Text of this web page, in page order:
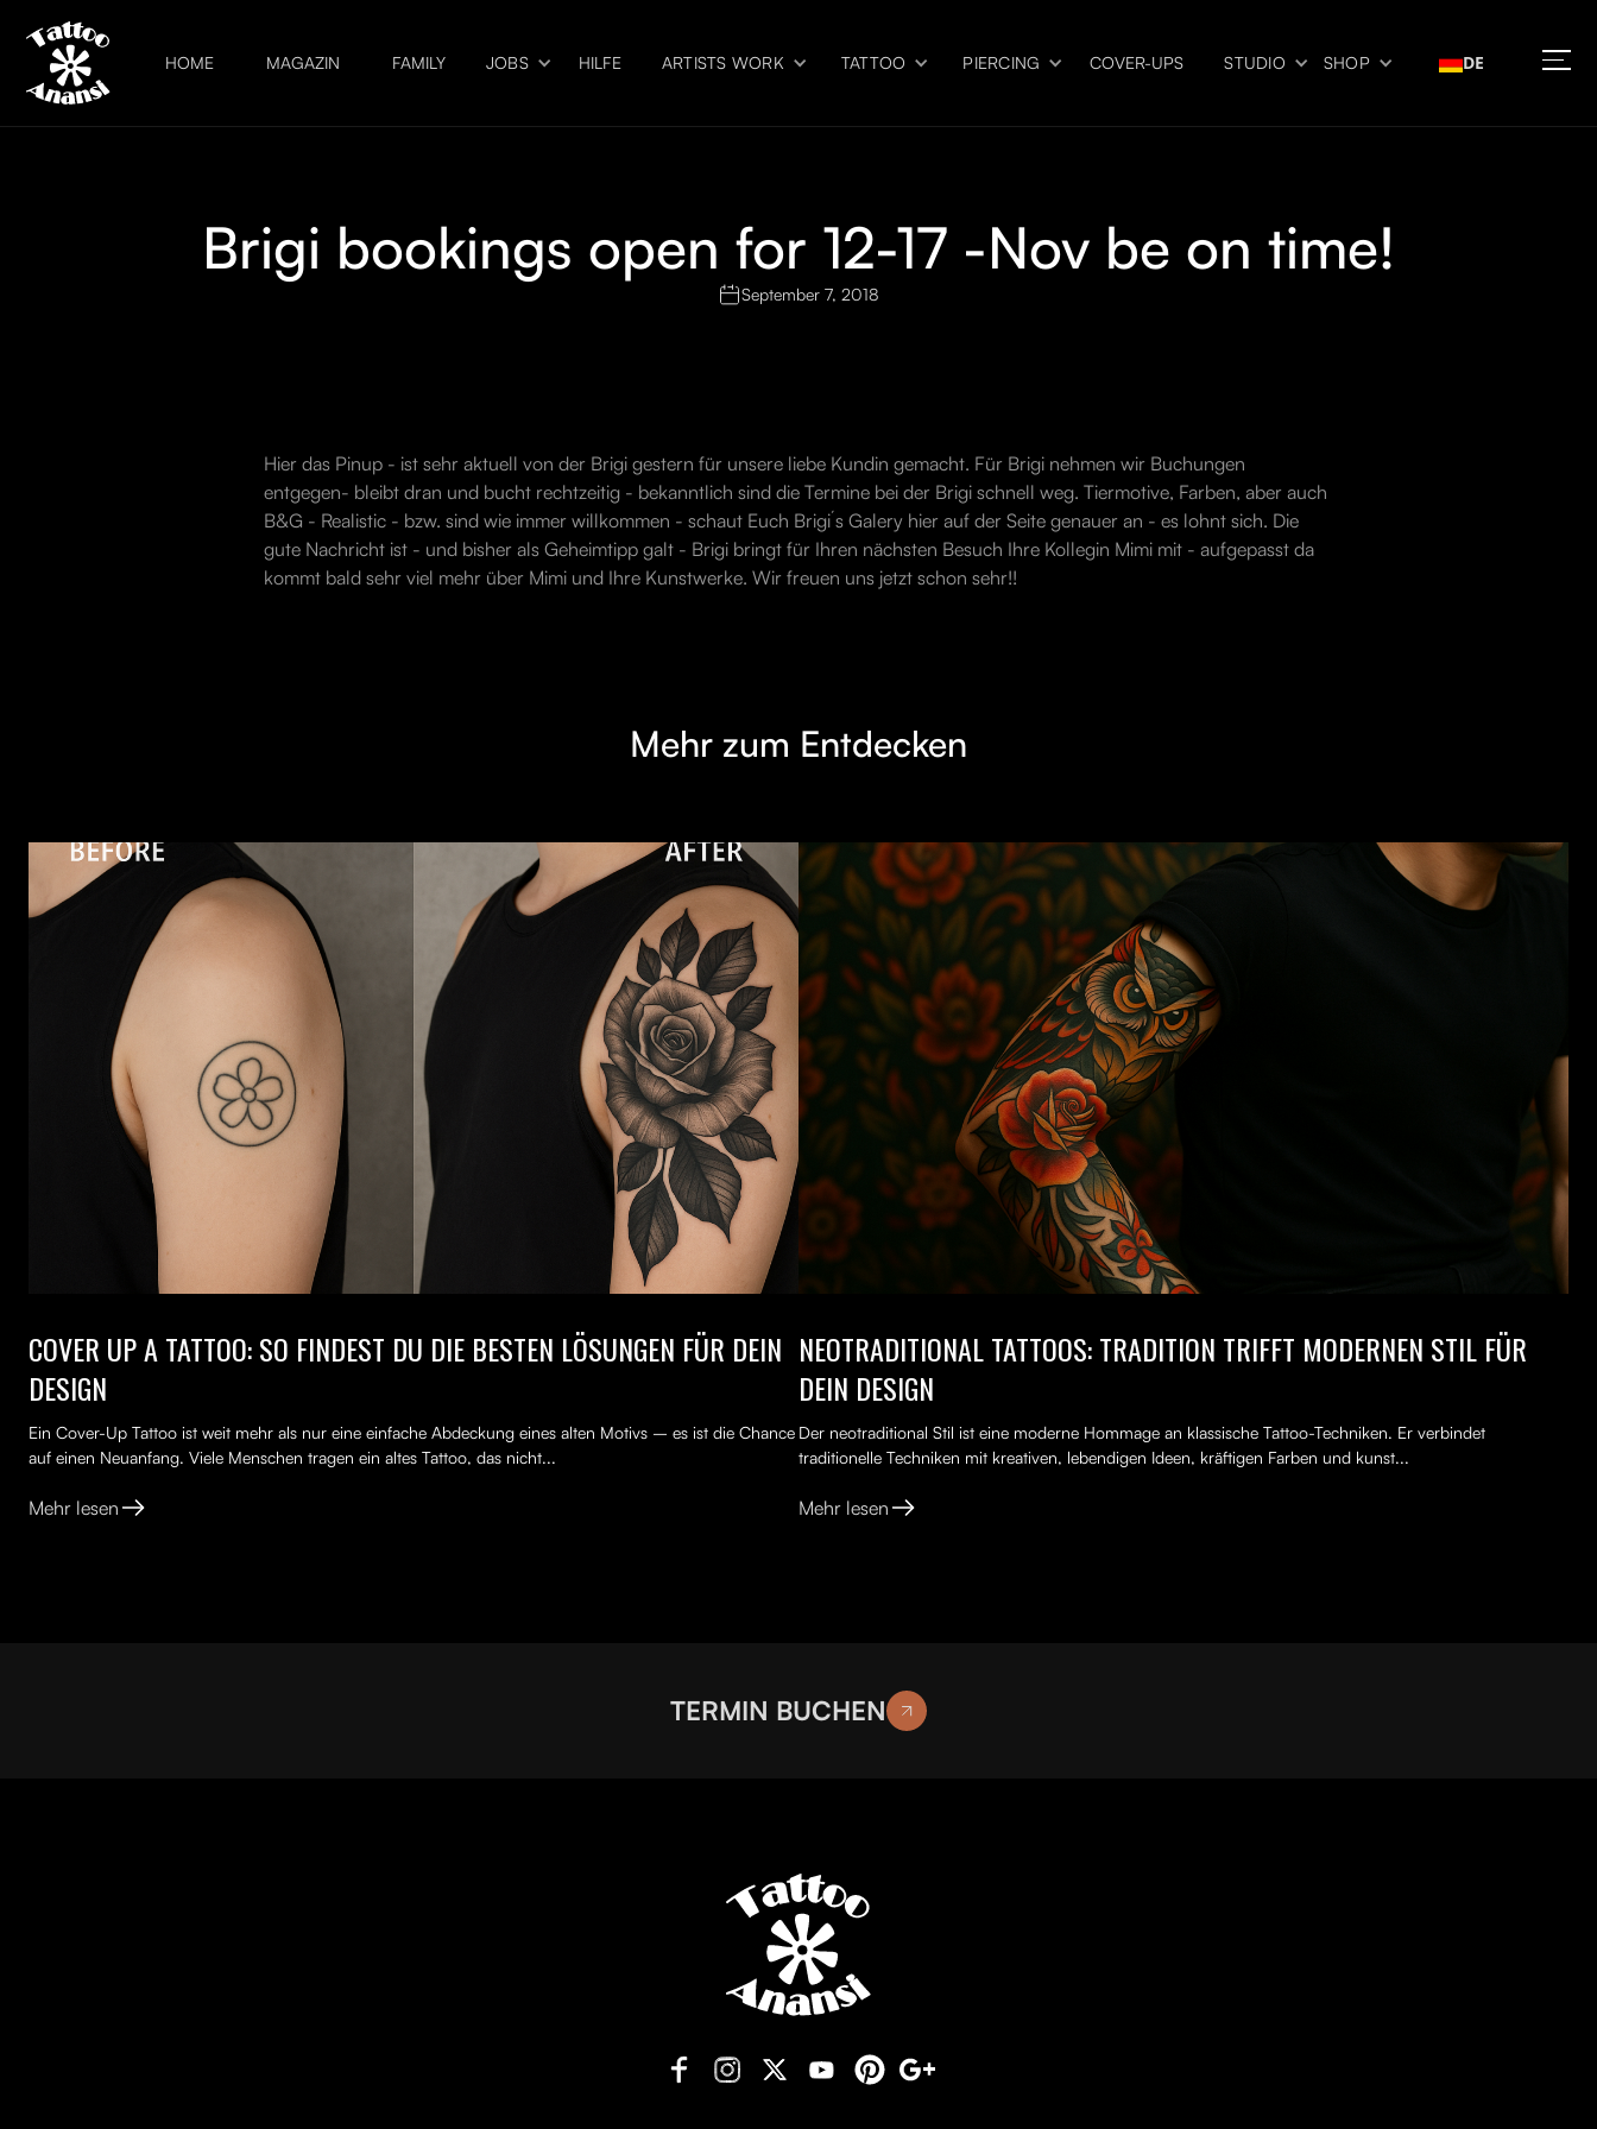
HOME MAGAZIN FAMILY JOBS HILFE ARTISTS WORK TATTOO PIERCING COVER-UPS STUDIO SHOP DE
Brigi bookings open for 12-17 -Nov be on time!
September 7, 2018
Hier das Pinup - ist sehr aktuell von der Brigi gestern für unsere liebe Kundin gemacht. Für Brigi nehmen wir Buchungen
entgegen- bleibt dran und bucht rechtzeitig - bekanntlich sind die Termine bei der Brigi schnell weg. Tiermotive, Farben, aber auch
B&G - Realistic - bzw. sind wie immer willkommen - schaut Euch Brigi´s Galery hier auf der Seite genauer an - es lohnt sich. Die
gute Nachricht ist - und bisher als Geheimtipp galt - Brigi bringt für Ihren nächsten Besuch Ihre Kollegin Mimi mit - aufgepasst da
kommt bald sehr viel mehr über Mimi und Ihre Kunstwerke. Wir freuen uns jetzt schon sehr!!
Mehr zum Entdecken
COVER UP A TATTOO: SO FINDEST DU DIE BESTEN LÖSUNGEN FÜR DEIN
DESIGN
Ein Cover-Up Tattoo ist weit mehr als nur eine einfache Abdeckung eines alten Motivs – es ist die Chance
auf einen Neuanfang. Viele Menschen tragen ein altes Tattoo, das nicht...
Mehr lesen
NEOTRADITIONAL TATTOOS: TRADITION TRIFFT MODERNEN STIL FÜR
DEIN DESIGN
Der neotraditional Stil ist eine moderne Hommage an klassische Tattoo-Techniken. Er verbindet
traditionelle Techniken mit kreativen, lebendigen Ideen, kräftigen Farben und kunst...
Mehr lesen
TERMIN BUCHEN